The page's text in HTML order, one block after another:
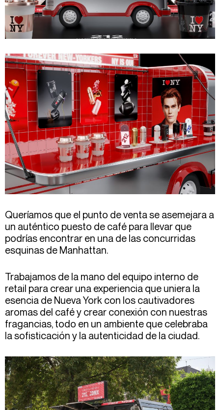
Queríamos que el punto de venta se asemejara a
un auténtico puesto de café para llevar que
podrías encontrar en una de las concurridas
esquinas de Manhattan.
Trabajamos de la mano del equipo interno de
retail para crear una experiencia que uniera la
esencia de Nueva York con los cautivadores
aromas del café y crear conexión con nuestras
fragancias, todo en un ambiente que celebraba
la sofisticación y la autenticidad de la ciudad.